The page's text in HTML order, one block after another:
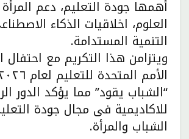
أهمها جودة التعليم، دعم
العلوم، اخلاقيات الذكاء
التنمية المستدامة.
ويتزامن هذا التكريم مع احتفال
“الشباب يقود” مما يؤكد الدور
للاكاديمية فى مجال جودة
الشباب والمرأة.